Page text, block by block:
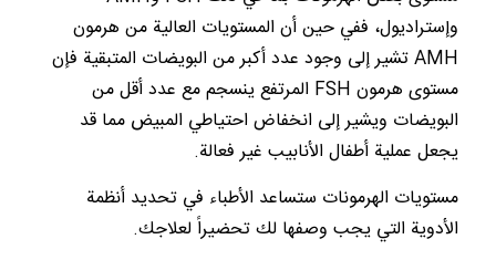
وإستراديول، ففي حين أن المستويات العالية من هرمون
AMH تشير إلى وجود عدد أكبر من البويضات المتبقية فإن
مستوى هرمون FSH المرتفع ينسجم مع عدد أقل من
البويضات ويشير إلى انخفاض احتياطي المبيض مما قد
يجعل عملية أطفال الأنابيب غير فعالة.
مستويات الهرمونات ستساعد الأطباء في تحديد أنظمة
الأدوية التي يجب وصفها لك تحضيراً لعلاجك.